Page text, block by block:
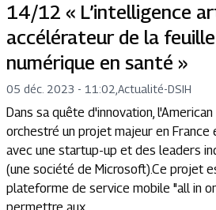
14/12 « L’intelligence
accélérateur de la
numérique en santé »
05 déc. 2023 - 11:02 Actualité-DSIH
Dans sa quête d'innovation,
orchestré un projet majeur en France
avec une startup-up et des leaders
(une société de Microsoft).Ce projet
plateforme de service mobile "all in